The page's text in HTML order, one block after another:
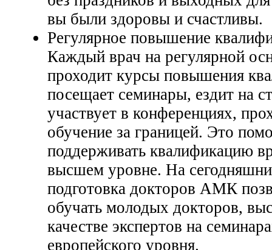
вы были здоровы и счастливы.
Регулярное повышение
Каждый врач на регулярной
проходит курсы повышения
посещает семинары, ездит на
участвует в конференциях,
обучение за границей. Это
поддерживать квалификацию
высшем уровне. На
подготовка докторов АМК
обучать молодых докторов,
качестве экспертов на
европейского уровня.